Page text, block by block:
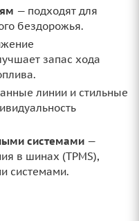
— подходят для
бездорожья.
запас хода
линии и стильные
системами —
в шинах (TPMS),
системами.